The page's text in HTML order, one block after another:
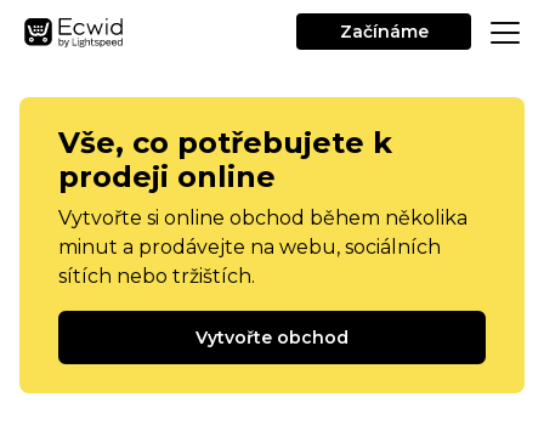
Začínáme
Vše, co potřebujete k
prodeji online
Vytvořte si online obchod během několika
minut a prodávejte na webu, sociálních
sítích nebo tržištích.
Vytvořte obchod